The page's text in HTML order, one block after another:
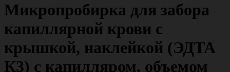
Микропробирка для забора
капиллярной крови с
крышкой, наклейкой (ЭДТА
К3) с капилляром, объемом